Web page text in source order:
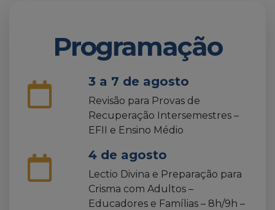
Programação
3 a 7 de agosto
Revisão para Provas de
Recuperação Intersemestres –
EFII e Ensino Médio
4 de agosto
Lectio Divina e Preparação para
Crisma com Adultos –
Educadores e Famílias – 8h/9h –